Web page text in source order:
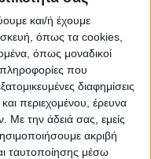
και/ή έχουμε
όπως τα cookies,
όπως μοναδικοί
που
διαφημίσεις
περιεχομένου, έρευνα
Με την άδειά σας, εμείς
ακριβή
ταυτοποίησης μέσω